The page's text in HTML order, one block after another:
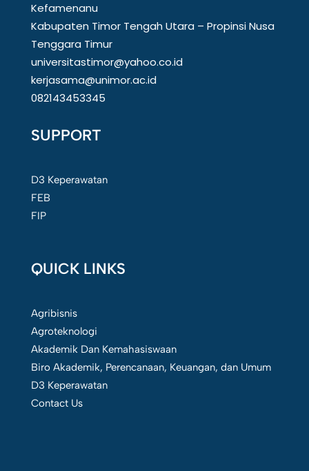
Kefamenanu
Kabupaten Timor Tengah Utara – Propinsi Nusa
Tenggara Timur
universitastimor@yahoo.co.id
kerjasama@unimor.ac.id
082143453345
SUPPORT
D3 Keperawatan
FEB
FIP
QUICK LINKS
Agribisnis
Agroteknologi
Akademik Dan Kemahasiswaan
Biro Akademik, Perencanaan, Keuangan, dan Umum
D3 Keperawatan
Contact Us